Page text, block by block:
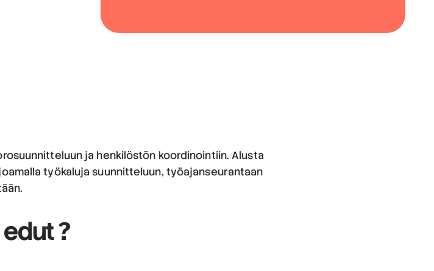
ja henkilöstön koordinointiin. Alusta
työkaluja suunnitteluun, työajanseurantaan
edut?